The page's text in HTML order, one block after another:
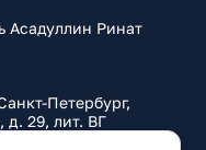
Асадуллин Ринат
Петербург,
д. 29, лит. ВГ